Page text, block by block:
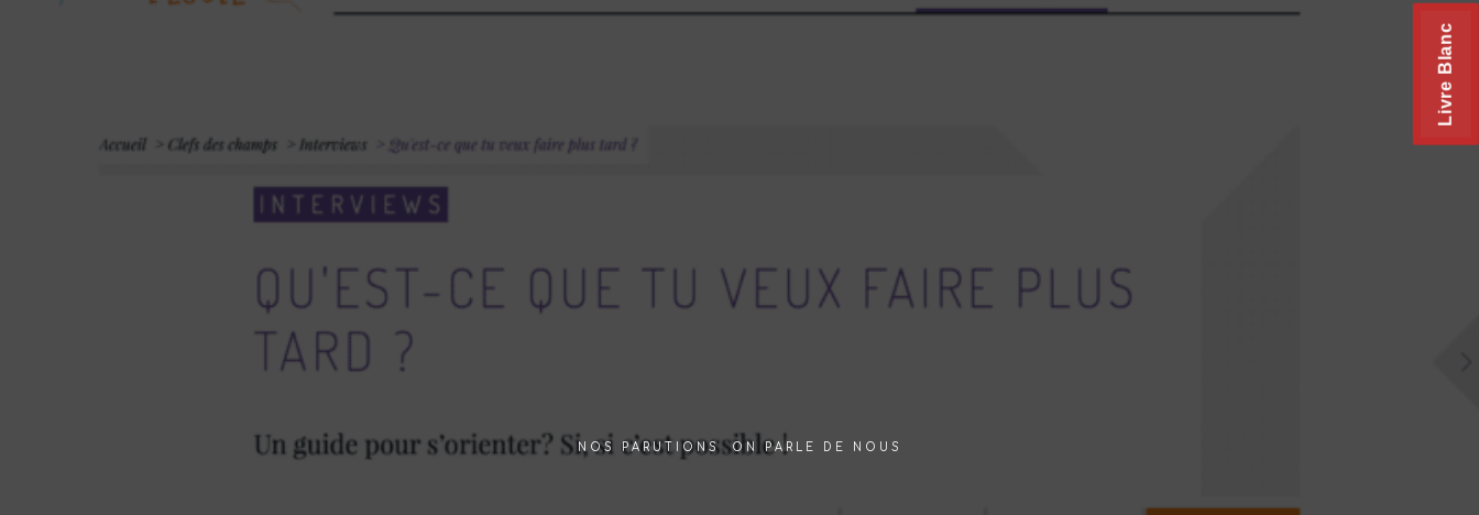
Livre Blanc
NOS PARUTIONS,ON PARLE DE NOUS